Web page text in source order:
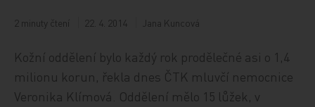
2 minuty čtení 22. 4. 2014 Jana Kuncová
Kožní oddělení bylo každý rok prodělečné asi o 1,4
milionu korun, řekla dnes ČTK mluvčí nemocnice
Veronika Klímová. Oddělení mělo 15 lůžek, v